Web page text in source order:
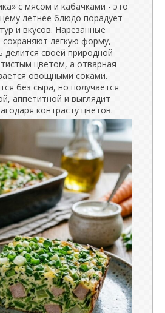
с мясом и кабачками - это
летнее блюдо порадует
и вкусов. Нарезанные
сохраняют легкую форму,
делится своей природной
цветом, а отварная
овощными соками.
без сыра, но получается
аппетитной и выглядит
контрасту цветов.